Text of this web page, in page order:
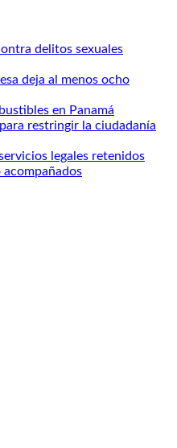
delitos sexuales
deja al menos ocho
en Panamá
restringir la ciudadanía
legales retenidos